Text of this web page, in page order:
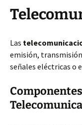
Las
emisión,
señales eléctricas o
Componentes